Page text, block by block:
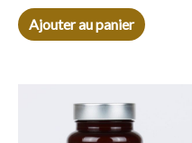
Ajouter au panier